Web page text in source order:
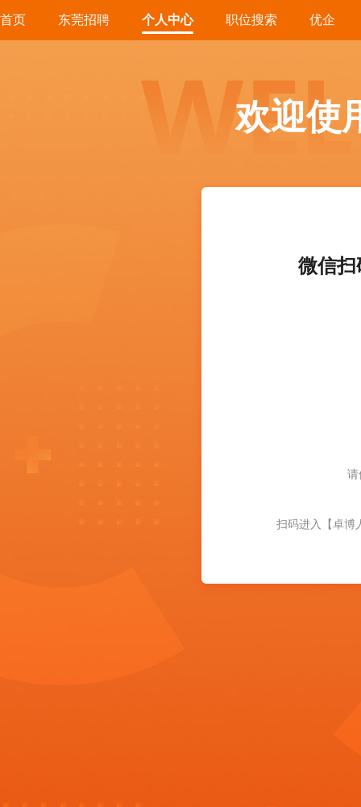
首页 东莞招聘 个人中心 职位搜索 优企
欢迎使
微信扫
请
扫码进入【卓博